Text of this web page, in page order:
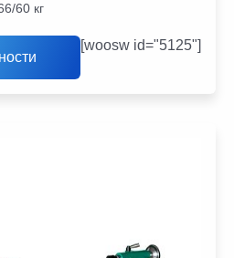
60 кг
[woosw id="5125"]